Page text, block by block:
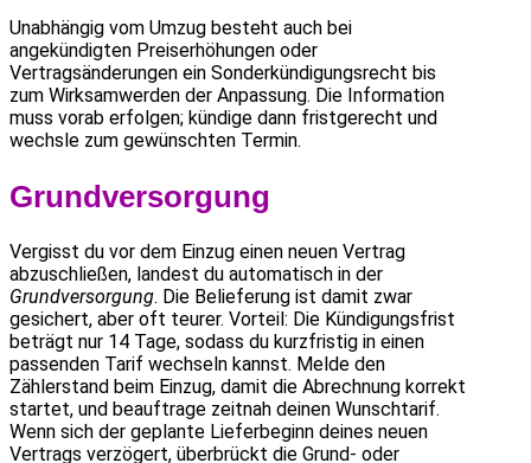
Unabhängig vom Umzug besteht auch bei
angekündigten Preiserhöhungen oder
Vertragsänderungen ein Sonderkündigungsrecht bis
zum Wirksamwerden der Anpassung. Die Information
muss vorab erfolgen; kündige dann fristgerecht und
wechsle zum gewünschten Termin.
Grundversorgung
Vergisst du vor dem Einzug einen neuen Vertrag
abzuschließen, landest du automatisch in der
Grundversorgung. Die Belieferung ist damit zwar
gesichert, aber oft teurer. Vorteil: Die Kündigungsfrist
beträgt nur 14 Tage, sodass du kurzfristig in einen
passenden Tarif wechseln kannst. Melde den
Zählerstand beim Einzug, damit die Abrechnung korrekt
startet, und beauftrage zeitnah deinen Wunschtarif.
Wenn sich der geplante Lieferbeginn deines neuen
Vertrags verzögert, überbrückt die Grund- oder